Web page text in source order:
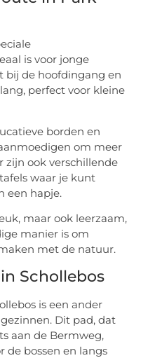
is voor jonge
bij de hoofdingang en
perfect voor kleine
borden en
om meer
zijn ook verschillende
waar je kunt
een hapje.
maar ook leerzaam,
manier is om
met de natuur.
Schollebos
is een ander
Dit pad, dat
aan de Bermweg,
de bossen en langs